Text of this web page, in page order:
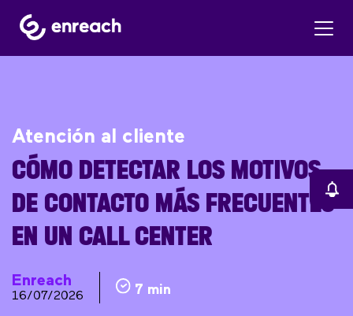
Atención al cliente
CÓMO DETECTAR LOS MOTIVOS
DE CONTACTO MÁS FRECUENTES
EN UN CALL CENTER
Enreach
16/07/2026 7 min